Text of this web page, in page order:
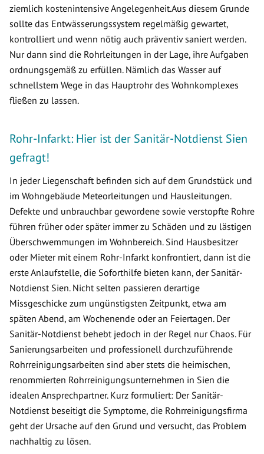
ziemlich kostenintensive Angelegenheit.Aus diesem Grunde
sollte das Entwässerungssystem regelmäßig gewartet,
kontrolliert und wenn nötig auch präventiv saniert werden.
Nur dann sind die Rohrleitungen in der Lage, ihre Aufgaben
ordnungsgemäß zu erfüllen. Nämlich das Wasser auf
schnellstem Wege in das Hauptrohr des Wohnkomplexes
fließen zu lassen.
Rohr-Infarkt: Hier ist der Sanitär-Notdienst Sien
gefragt!
In jeder Liegenschaft befinden sich auf dem Grundstück und
im Wohngebäude Meteorleitungen und Hausleitungen.
Defekte und unbrauchbar gewordene sowie verstopfte Rohre
führen früher oder später immer zu Schäden und zu lästigen
Überschwemmungen im Wohnbereich. Sind Hausbesitzer
oder Mieter mit einem Rohr-Infarkt konfrontiert, dann ist die
erste Anlaufstelle, die Soforthilfe bieten kann, der Sanitär-
Notdienst Sien. Nicht selten passieren derartige
Missgeschicke zum ungünstigsten Zeitpunkt, etwa am
späten Abend, am Wochenende oder an Feiertagen. Der
Sanitär-Notdienst behebt jedoch in der Regel nur Chaos. Für
Sanierungsarbeiten und professionell durchzuführende
Rohrreinigungsarbeiten sind aber stets die heimischen,
renommierten Rohrreinigungsunternehmen in Sien die
idealen Ansprechpartner. Kurz formuliert: Der Sanitär-
Notdienst beseitigt die Symptome, die Rohrreinigungsfirma
geht der Ursache auf den Grund und versucht, das Problem
nachhaltig zu lösen.